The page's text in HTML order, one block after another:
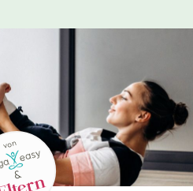
Anmelden
von
&